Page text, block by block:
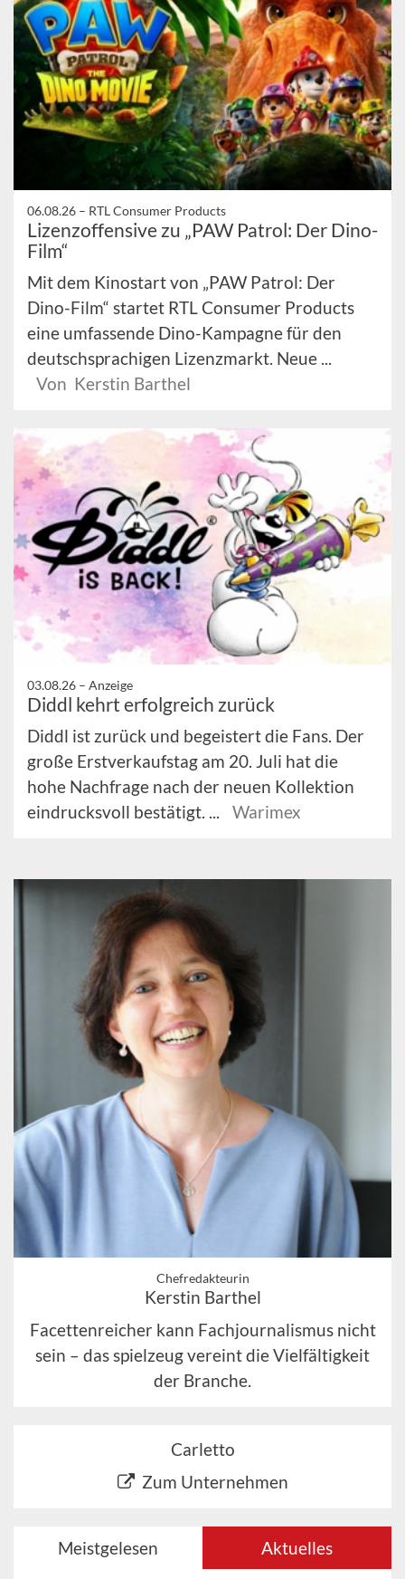
06.08.26 – RTL Consumer Products
Lizenzoffensive zu „PAW Patrol: Der Dino-
Film“
Mit dem Kinostart von „PAW Patrol: Der
Dino-Film“ startet RTL Consumer Products
eine umfassende Dino-Kampagne für den
deutschsprachigen Lizenzmarkt. Neue ...
Von Kerstin Barthel
03.08.26 – Anzeige
Diddl kehrt erfolgreich zurück
Diddl ist zurück und begeistert die Fans. Der
große Erstverkaufstag am 20. Juli hat die
hohe Nachfrage nach der neuen Kollektion
eindrucksvoll bestätigt. ...
Warimex
Chefredakteurin
Kerstin Barthel
Facettenreicher kann Fachjournalismus nicht
sein – das spielzeug vereint die Vielfältigkeit
der Branche.
Carletto
Zum Unternehmen
Meistgelesen Aktuelles